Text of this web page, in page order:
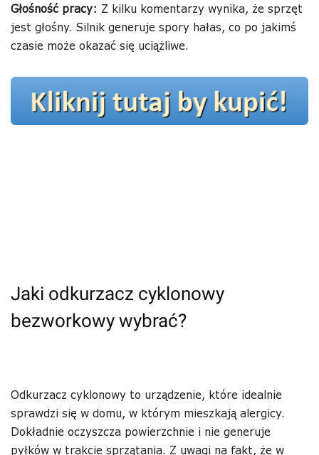
Głośność pracy: Z kilku komentarzy wynika, że sprzęt
jest głośny. Silnik generuje spory hałas, co po jakimś
czasie może okazać się uciążliwe.
Jaki odkurzacz cyklonowy
bezworkowy wybrać?
Odkurzacz cyklonowy to urządzenie, które idealnie
sprawdzi się w domu, w którym mieszkają alergicy.
Dokładnie oczyszcza powierzchnie i nie generuje
pyłków w trakcie sprzątania. Z uwagi na fakt, że w